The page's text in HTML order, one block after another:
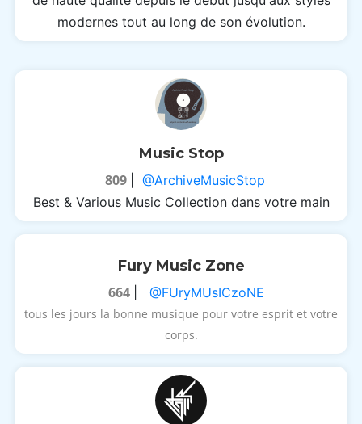
modernes tout au long de son évolution.
Music Stop
809
@ArchiveMusicStop
Best & Various Music Collection dans votre main
Fury Music Zone
664
@FUryMUsICzoNE
tous les jours la bonne musique pour votre esprit et votre
corps.